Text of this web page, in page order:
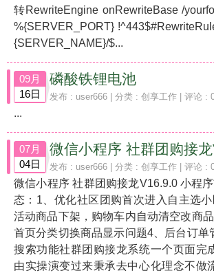
转RewriteEngine onRewriteBase /
%{SERVER_PORT}
{SERVER_NAME}/$...
09月
16日
磷酸铁锂电池
发布 : user666 | 分类 : 创享工作 | 评论 :
...
07月
04日
发布 : user666 | 分类 : 创享工作 | 评论 :
微信小程序 社群团购接龙V16.9.0 小程
态：1、优化社区团购首次进入自主选
活动商品下架，购物车内自动清空改商
首页分类切换商品显示问题4、后台订单
搜索功能社群团购接龙系统一个页面完
由实操演变过来秉承去中心化理念不做